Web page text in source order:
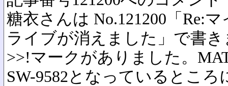
糖衣さんは No.121200「Re:
ライブが消えました」で書
>>!マークがありました。
SW-9582となっているとこ